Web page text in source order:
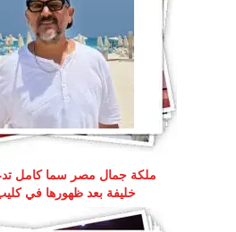
ملكة جمال مصر سما كامل
خليفة بعد ظهورها في